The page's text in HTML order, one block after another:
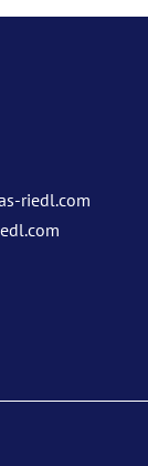
riedl.com